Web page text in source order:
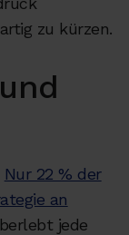
zu kürzen.
Nur 22 % der
an
jede